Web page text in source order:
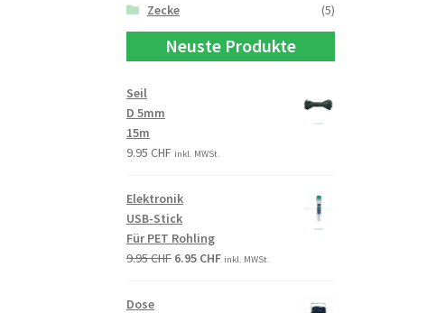
Zecke
(5)
Neuste Produkte
Seil
D 5mm
15m
9.95CHF inkl. MWSt.
Elektronik
USB-Stick
Für PET Rohling
9.95CHF 6.95 CHF inkl. MWSt.
Dose